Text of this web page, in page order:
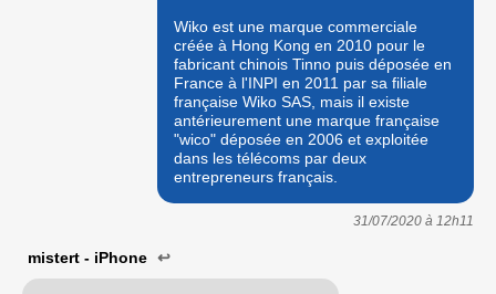
Wiko est une marque commerciale
créée à Hong Kong en 2010 pour le
fabricant chinois Tinno puis déposée en
France à l'INPI en 2011 par sa filiale
française Wiko SAS, mais il existe
antérieurement une marque française
"wico" déposée en 2006 et exploitée
dans les télécoms par deux
entrepreneurs français.
31/07/2020 à 12h11
mistert - iPhone ↩